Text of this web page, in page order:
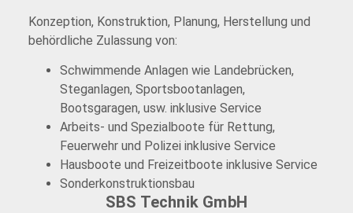
Konzeption, Konstruktion, Planung, Herstellung und
behördliche Zulassung von:
Schwimmende Anlagen wie Landebrücken,
Steganlagen, Sportsbootanlagen,
Bootsgaragen, usw. inklusive Service
Arbeits- und Spezialboote für Rettung,
Feuerwehr und Polizei inklusive Service
Hausboote und Freizeitboote inklusive Service
Sonderkonstruktionsbau
SBS Technik GmbH